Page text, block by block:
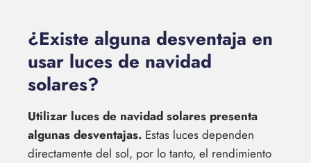
¿Existe alguna desventaja en
usar luces de navidad
solares?
Utilizar luces de navidad solares presenta
algunas desventajas. Estas luces dependen
directamente del sol, por lo tanto, el rendimiento